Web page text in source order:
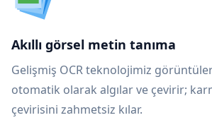
Akıllı görsel metin tanıma
Gelişmiş OCR teknolojimiz
otomatik olarak algılar ve çevirir;
çevirisini zahmetsiz kılar.